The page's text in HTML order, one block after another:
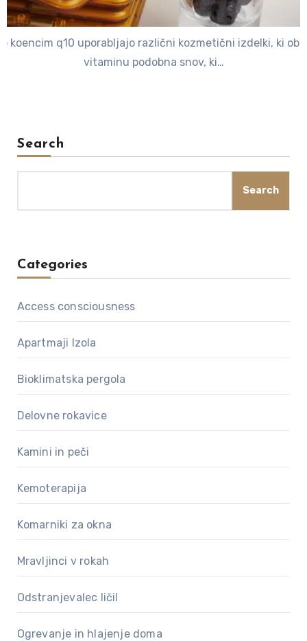
koencim q10 uporabljajo različni kozmetični izdelki, ki
vitaminu podobna snov, ki…
Search
Search
Categories
Access consciousness
Apartmaji Izola
Bioklimatska pergola
Delovne rokavice
Kamini in peči
Kemoterapija
Komarniki za okna
Mravljinci v rokah
Odstranjevalec ličil
Ogrevanje in hlajenje doma